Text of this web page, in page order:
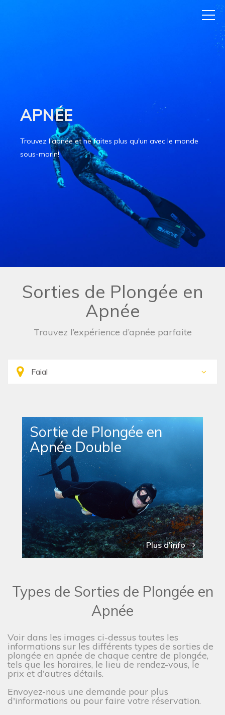
APNÉE
Trouvez l'apnée et ne faites plus qu'un avec le monde
sous-marin!
Sorties de Plongée en
Apnée
Trouvez l’expérience d’apnée parfaite
Sortie de Plongée en
Apnée Double
Plus d'info
Types de Sorties de Plongée en
Apnée
Voir dans les images ci-dessus toutes les
informations sur les différents types de sorties de
plongée en apnée de chaque centre de plongée,
tels que les horaires, le lieu de rendez-vous, le
prix et d'autres détails.
Envoyez-nous une demande pour plus
d'informations ou pour faire votre réservation.